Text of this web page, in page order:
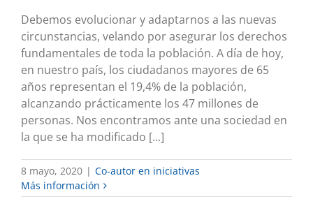
Debemos evolucionar y adaptarnos a las nuevas
circunstancias, velando por asegurar los derechos
fundamentales de toda la población. A día de hoy,
en nuestro país, los ciudadanos mayores de 65
años representan el 19,4% de la población,
alcanzando prácticamente los 47 millones de
personas. Nos encontramos ante una sociedad en
la que se ha modificado [...]
8 mayo, 2020 | Co-autor en iniciativas
Más información